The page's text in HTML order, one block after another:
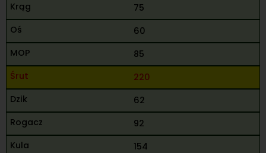
75
60
85
220
62
92
154